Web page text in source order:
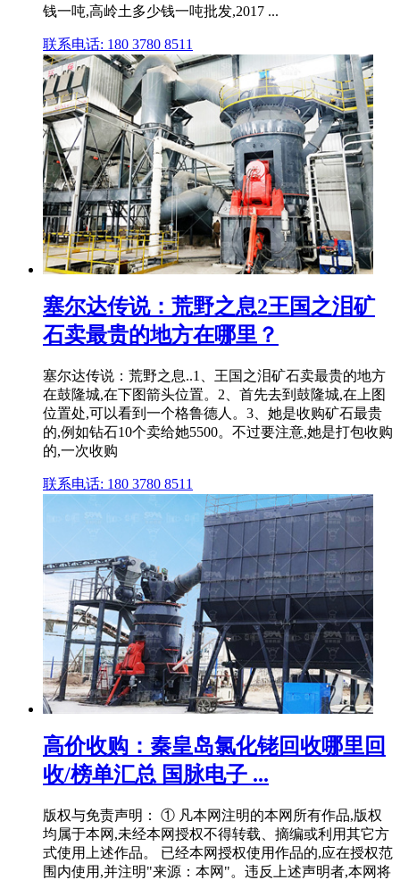
钱一吨,高岭土多少钱一吨批发,2017 ...
联系电话: 180 3780 8511
塞尔达传说：荒野之息2王国之泪矿
石卖最贵的地方在哪里？
塞尔达传说：荒野之息..1、王国之泪矿石卖最贵的地方
在鼓隆城,在下图箭头位置。2、首先去到鼓隆城,在上图
位置处,可以看到一个格鲁德人。3、她是收购矿石最贵
的,例如钻石10个卖给她5500。不过要注意,她是打包收购
的,一次收购
联系电话: 180 3780 8511
高价收购：秦皇岛氯化铑回收哪里回
收/榜单汇总 国脉电子 ...
版权与免责声明： ① 凡本网注明的本网所有作品,版权
均属于本网,未经本网授权不得转载、摘编或利用其它方
式使用上述作品。 已经本网授权使用作品的,应在授权范
围内使用,并注明"来源：本网"。违反上述声明者,本网将